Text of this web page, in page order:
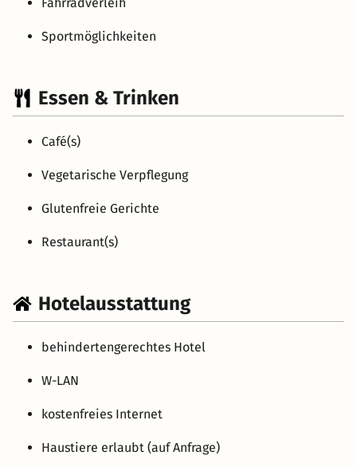
Sportmöglichkeiten
Essen & Trinken
Café(s)
Vegetarische Verpflegung
Glutenfreie Gerichte
Restaurant(s)
Hotelausstattung
behindertengerechtes Hotel
W-LAN
kostenfreies Internet
Haustiere erlaubt (auf Anfrage)